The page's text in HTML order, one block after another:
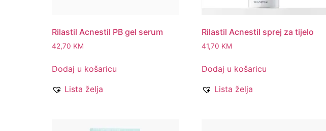
Rilastil Acnestil PB gel serum
42,70 KM
Dodaj u košaricu
Lista želja
Rilastil Acnestil sprej za tijelo
41,70 KM
Dodaj u košaricu
Lista želja